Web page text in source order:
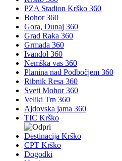
PZA Stadion Krško 360
Bohor 360
Gora, Dunaj 360
Grad Raka 360
Grmada 360
Ivandol 360
Nemška vas 360
Planina nad Podbočjem 360
Ribnik Resa 360
Sveti Mohor 360
Veliki Trn 360
Ajdovska jama 360
TIC Krško
Destinacija Krško
CPT Krško
Dogodki